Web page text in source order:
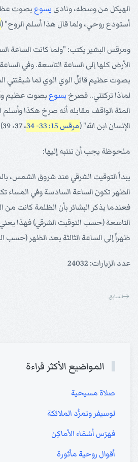
الهيكل من وسطه، ونادى يسوع بصوت
أستودع روحي، ولما قال هذا أسلم الروح" (
ومرقس البشير يكتب: "ولما كانت الساعة
الأرض كلها إلى الساعة التاسعة. وفي
بصوت عظيم قائلً الوي الوي لما شبقتني
لماذا تركتني.. فصرخ يسوع بصوت عظيم
المئة الواقف مقابله أنه صرخ هكذا
الإنسان ابن الله" (مرقس 15: 33- 34 ، 37، 39).
ملحوظة يجب أن ننتبه إليها:
يبدأ التوقيت الشرقي عند شروق الشمس،
الظهر تكون الساعة السادسة وفي المساء
فعندما يذكر البشائر بأن الظلمة كانت من
التاسعة (حسب التوقيت الشرقي) فهذا
ظهراً إلى الساعة الثالثة بعد الظهر (حسب
عدد الزيارات: 24032
السابق
المواضيع الأكثر قراءة
صلاة مسيحية
لوسيفر وتمرُّد الملائكة
فهرَس أسْمَاء الأماكِن
أقوال روحية مأثورة